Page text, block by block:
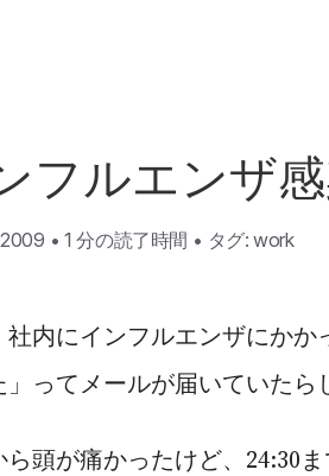
フルエンザ
• 1 分の読了時間 • タグ:work
社内にインフルエンザにか
ってメールが届いていたら
ら頭が痛かったけど、24:30